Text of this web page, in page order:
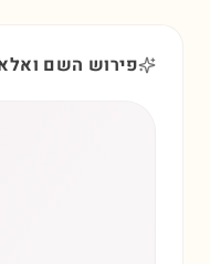
פירוש השם